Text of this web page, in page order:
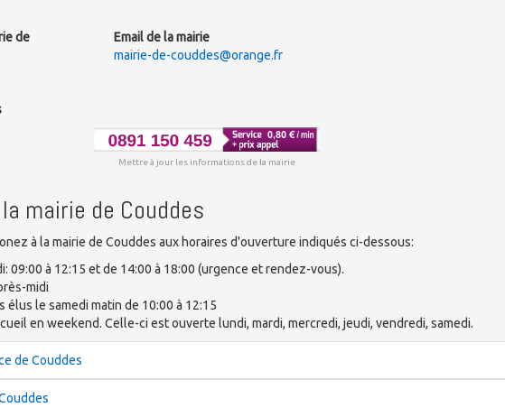
de
Email de la mairie
mairie-de-couddes@orange.fr
Mettre à jour les informations de la mairie
mairie de Couddes
à la mairie de Couddes aux horaires d'ouverture indiqués ci-dessous:
09:00 à 12:15 et de 14:00 à 18:00 (urgence et rendez-vous).
midi
élus le samedi matin de 10:00 à 12:15
en weekend. Celle-ci est ouverte lundi, mardi, mercredi, jeudi, vendredi, samedi.
de Couddes